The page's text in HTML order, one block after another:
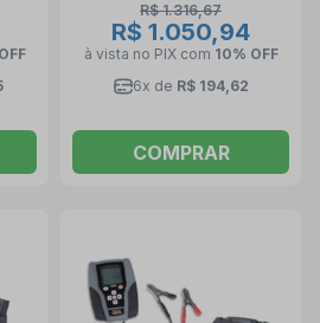
R$ 1.316,67
R$ 1.050,94
à vista no PIX com 10% OFF
6x de R$ 194,62
COMPRAR